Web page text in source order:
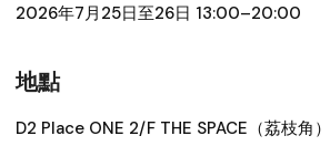
2026年7月25日至26日 13:00–20:00
地點
D2 Place ONE 2/F THE SPACE（荔枝角）